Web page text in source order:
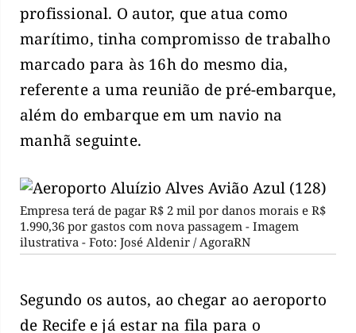
profissional. O autor, que atua como
marítimo, tinha compromisso de trabalho
marcado para às 16h do mesmo dia,
referente a uma reunião de pré-embarque,
além do embarque em um navio na
manhã seguinte.
Empresa terá de pagar R$ 2 mil por danos morais e R$
1.990,36 por gastos com nova passagem - Imagem
ilustrativa - Foto: José Aldenir / AgoraRN
Segundo os autos, ao chegar ao aeroporto
de Recife e já estar na fila para o